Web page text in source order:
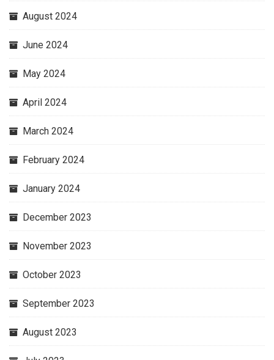
August 2024
June 2024
May 2024
April 2024
March 2024
February 2024
January 2024
December 2023
November 2023
October 2023
September 2023
August 2023